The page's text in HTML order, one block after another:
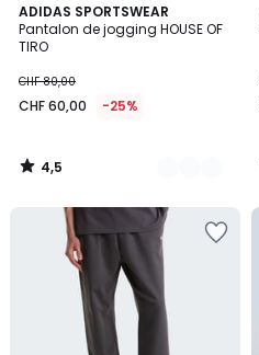
ADIDAS SPORTSWEAR
Pantalon de jogging HOUSE OF
TIRO
CHF 80,00
CHF 60,00 -25%
4,5
/ 5
2
Couleurs
4,5
/